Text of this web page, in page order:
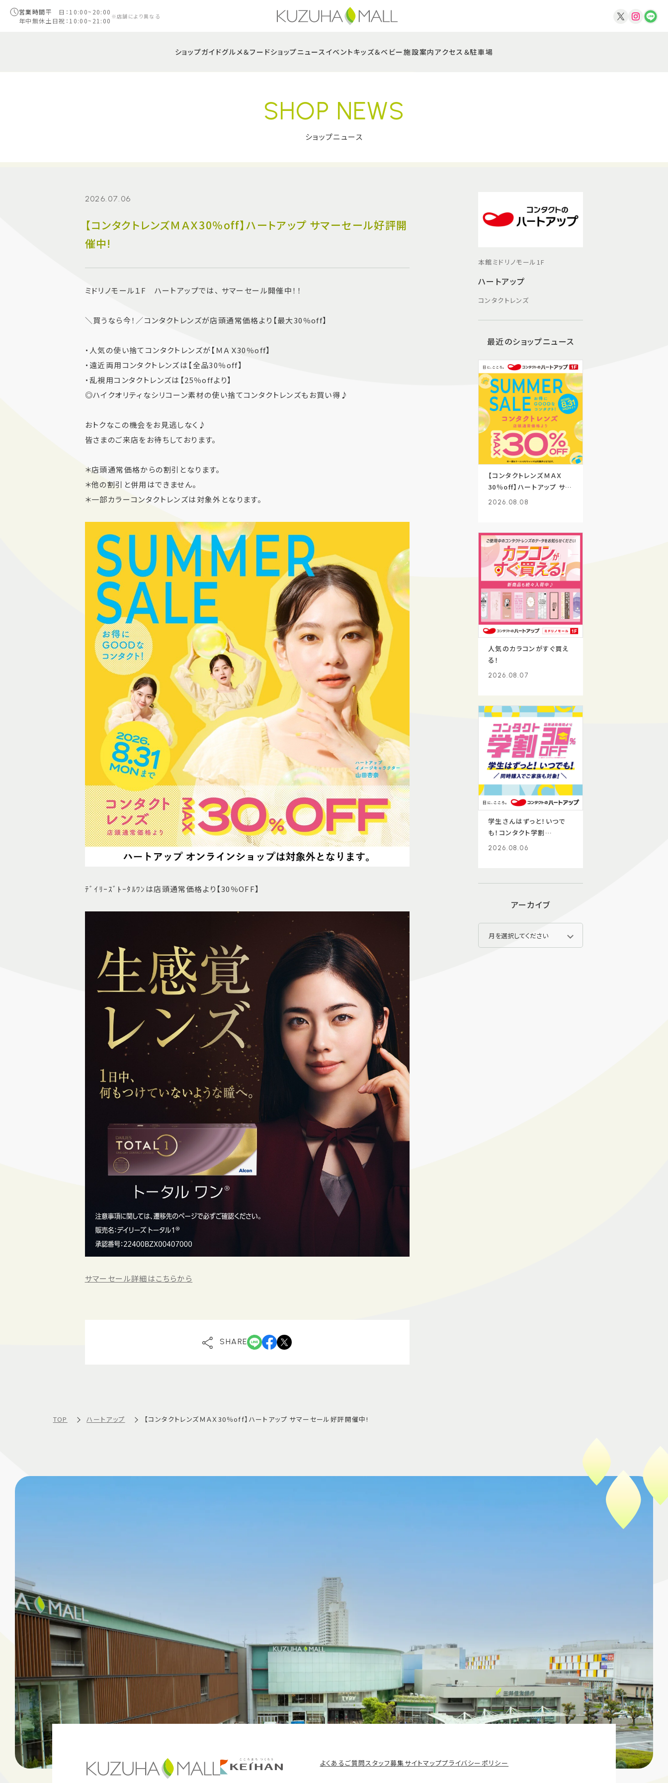
営業時間平 日：10:00~20:00
年中無休土日祝：10:00~21:00 ※店舗により異なる
ショップガイドグルメ＆フードショップニュース イベントキッズ＆ベビー施設案内アクセス＆駐車場
SHOP NEWS
ショップニュース
本館ミドリノモール1F
ハートアップ
コンタクトレンズ
2026.07.06
【コンタクトレンズＭＡＸ30％off】ハートアップ サマーセール好評開
催中!
ミドリノモール１F ハートアップでは、 サマーセール開催中！！
＼買うなら今！／コンタクトレンズが店頭通常価格より【最大30％off】
・人気の使い捨てコンタクトレンズが【ＭＡＸ30％off】
・遠近両用コンタクトレンズは【全品30％off】
・乱視用コンタクトレンズは【25％offより】
◎ハイクオリティなシリコーン素材の使い捨てコンタクトレンズもお買い得♪
おトクなこの機会をお見逃しなく♪
皆さまのご来店をお待ちしております。
＊店頭通常価格からの割引となります。
＊他の割引と併用はできません。
＊一部カラーコンタクトレンズは対象外となります。
ﾃﾞｲﾘｰｽﾞﾄｰﾀﾙﾜﾝは店頭通常価格より【30％OFF】
サマーセール詳細はこちらから
SHARE
最近のショップニュース
【コンタクトレンズＭＡＸ
30％off】ハートアップ サマ
ーセール好評開催中!
2026.08.08
人気のカラコンがすぐ買え
る！
2026.08.07
学生さんはずっと！いつで
も！コンタクト学割
30％OFF!!
2026.08.06
アーカイブ
TOP ハートアップ 【コンタクトレンズＭＡＸ30％off】ハートアップ サマーセール好評開催中!
よくあるご質問スタッフ募集サイトマッププライバシーポリシー